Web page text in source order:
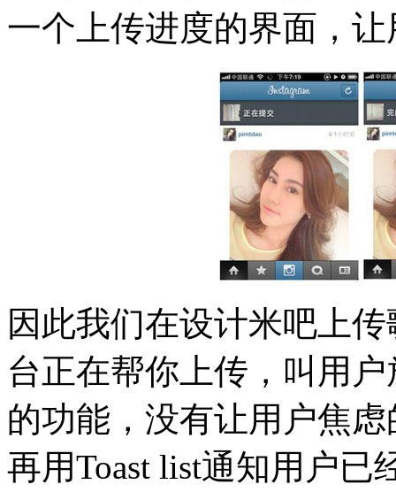
一个上传进度的界面，
因此我们在设计米吧上
台正在帮你上传，叫用
的功能，没有让用户焦
再用Toast list通知用户